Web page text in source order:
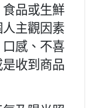
品或生鮮
主觀因素
口感、不喜
收到商品